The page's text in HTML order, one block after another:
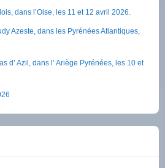
dans l’Oise, les 11 et 12 avril 2026.
Azeste, dans les Pyrénées Atlantiques,
d’ Azil, dans l’ Ariège Pyrénées, les 10 et